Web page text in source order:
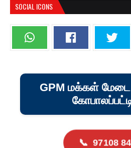
SOCIAL ICONS
GPM மக்கள்
📞 97108